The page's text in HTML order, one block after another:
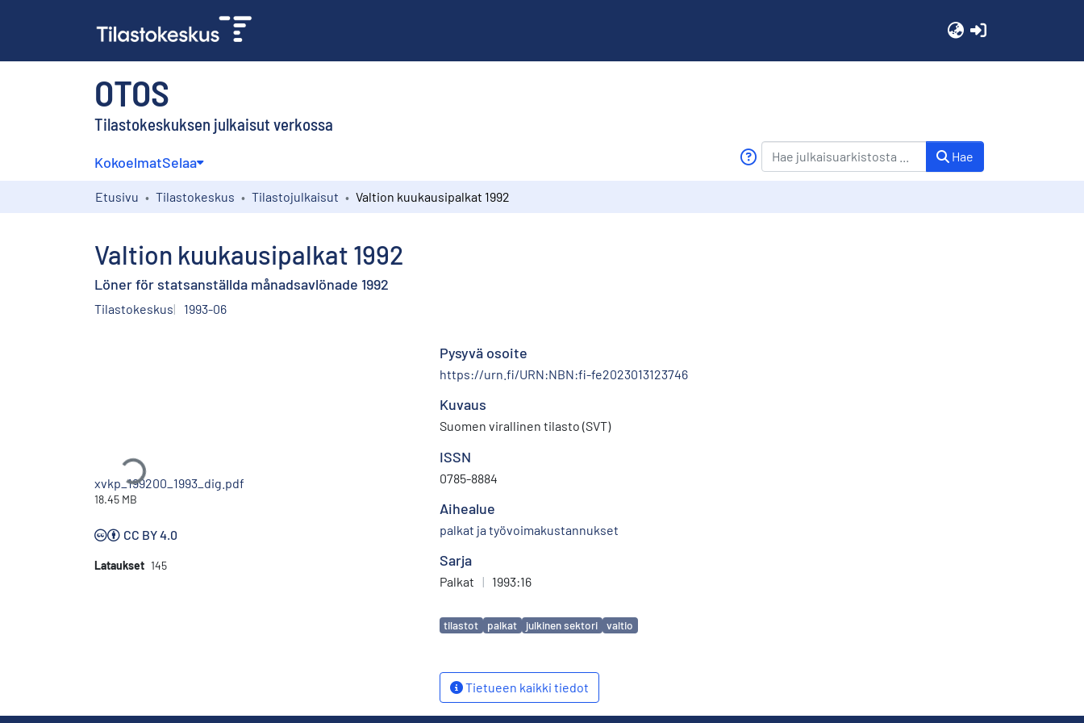
OTOS
Tilastokeskuksen julkaisut verkossa
KokoelmatSelaa Hae
Etusivu Tilastokeskus Tilastojulkaisut Valtion kuukausipalkat 1992
Valtion kuukausipalkat 1992
Löner för statsanställda månadsavlönade 1992
Tilastokeskus 1993-06
Ladataan...
xvkp_199200_1993_dig.pdf
18.45 MB
CC BY 4.0
Lataukset 145
Pysyvä osoite
https://urn.fi/URN:NBN:fi-fe2023013123746
Kuvaus
Suomen virallinen tilasto (SVT)
ISSN
0785-8884
Aihealue
palkat ja työvoimakustannukset
Sarja
Palkat | 1993:16
Avainsanat
tilastot palkat julkinen sektori valtio
Tietueen kaikki tiedot